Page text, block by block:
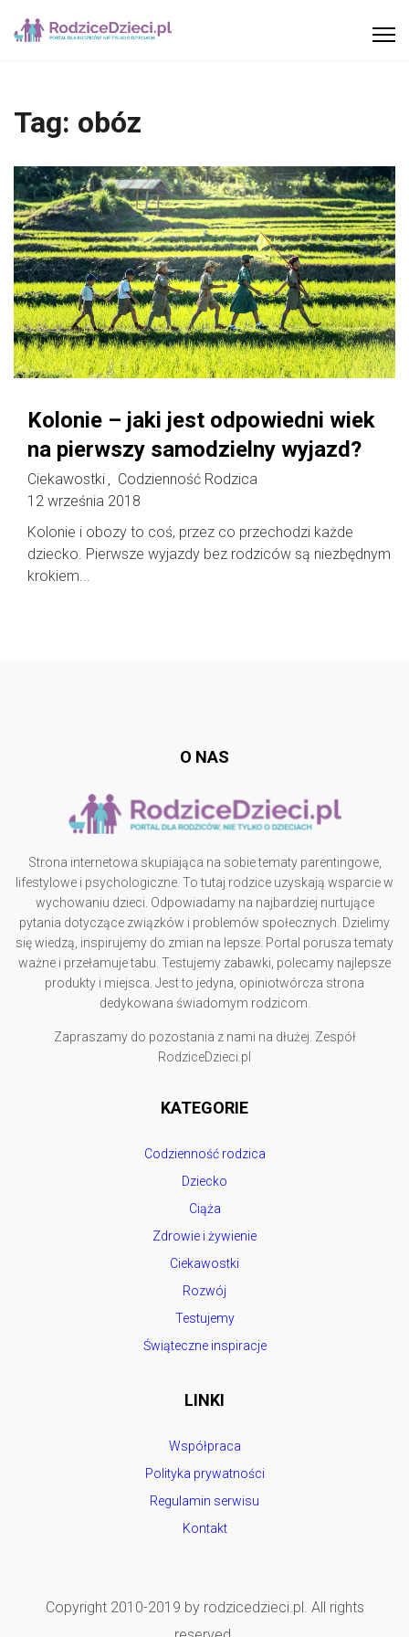
Tag: obóz
Kolonie – jaki jest odpowiedni wiek
na pierwszy samodzielny wyjazd?
Ciekawostki
Codzienność Rodzica
12 września 2018
Kolonie i obozy to coś, przez co przechodzi każde
dziecko. Pierwsze wyjazdy bez rodziców są niezbędnym
krokiem...
O NAS
Strona internetowa skupiająca na sobie tematy parentingowe,
lifestylowe i psychologiczne. To tutaj rodzice uzyskają wsparcie w
wychowaniu dzieci. Odpowiadamy na najbardziej nurtujące
pytania dotyczące związków i problemów społecznych. Dzielimy
się wiedzą, inspirujemy do zmian na lepsze. Portal porusza tematy
ważne i przełamuje tabu. Testujemy zabawki, polecamy najlepsze
produkty i miejsca. Jest to jedyna, opiniotwórcza strona
dedykowana świadomym rodzicom.
Zapraszamy do pozostania z nami na dłużej. Zespół
RodziceDzieci.pl
KATEGORIE
Codzienność rodzica
Dziecko
Ciąża
Zdrowie i żywienie
Ciekawostki
Rozwój
Testujemy
Świąteczne inspiracje
LINKI
Współpraca
Polityka prywatności
Regulamin serwisu
Kontakt
Copyright 2010-2019 by rodzicedzieci.pl. All rights